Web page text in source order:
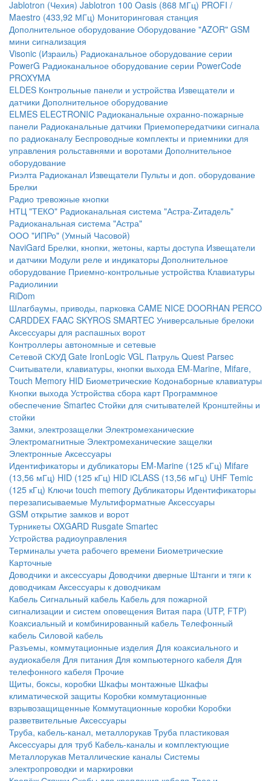
Jablotron (Чехия) Jablotron 100 Oasis (868 МГц) PROFI /
Maestro (433,92 МГц) Мониторинговая станция
Дополнительное оборудование Оборудование "AZOR" GSM
мини сигнализация
Visonic (Израиль) Радиоканальное оборудование серии
PowerG Радиоканальное оборудование серии PowerCode
PROXYMA
ELDES Контрольные панели и устройства Извещатели и
датчики Дополнительное оборудование
ELMES ELECTRONIC Радиоканальные охранно-пожарные
панели Радиоканальные датчики Приемопередатчики сигнала
по радиоканалу Беспроводные комплекты и приемники для
управления рольставнями и воротами Дополнительное
оборудование
Риэлта Радиоканал Извещатели Пульты и доп. оборудование
Брелки
Радио тревожные кнопки
НТЦ "ТЕКО" Радиоканальная система "Астра-Zитадель"
Радиоканальная система "Астра"
ООО "ИПРо" (Умный Часовой)
NaviGard Брелки, кнопки, жетоны, карты доступа Извещатели
и датчики Модули реле и индикаторы Дополнительное
оборудование Приемно-контрольные устройства Клавиатуры
Радиолинии
RiDom
Шлагбаумы, приводы, парковка CAME NICE DOORHAN PERCO
CARDDEX FAAC SKYROS SMARTEC Универсальные брелоки
Аксессуары для распашных ворот
Контроллеры автономные и сетевые
Сетевой СКУД Gate IronLogic VGL Патруль Quest Parsec
Считыватели, клавиатуры, кнопки выхода EM-Marine, Mifare,
Touch Memory HID Биометрические Кодонаборные клавиатуры
Кнопки выхода Устройства сбора карт Программное
обеспечение Smartec Стойки для считывателей Кронштейны и
стойки
Замки, электрозащелки Электромеханические
Электромагнитные Электромеханические защелки
Электронные Аксессуары
Идентификаторы и дубликаторы EM-Marine (125 кГц) Mifare
(13,56 мГц) HID (125 кГц) HID iCLASS (13,56 мГц) UHF Temic
(125 кГц) Ключи touch memory Дубликаторы Идентификаторы
перезаписываемые Мультиформатные Аксессуары
GSM открытие замков и ворот
Турникеты OXGARD Rusgate Smartec
Устройства радиоуправления
Терминалы учета рабочего времени Биометрические
Карточные
Доводчики и аксессуары Доводчики дверные Штанги и тяги к
доводчикам Аксессуары к доводчикам
Кабель Сигнальный кабель Кабель для пожарной
сигнализации и систем оповещения Витая пара (UTP, FTP)
Коаксиальный и комбинированный кабель Телефонный
кабель Силовой кабель
Разъемы, коммутационные изделия Для коаксиального и
аудиокабеля Для питания Для компьютерного кабеля Для
телефонного кабеля Прочие
Щиты, боксы, коробки Шкафы монтажные Шкафы
климатической защиты Коробки коммутационные
взрывозащищенные Коммутационные коробки Коробки
разветвительные Аксессуары
Труба, кабель-канал, металлорукав Труба пластиковая
Аксессуары для труб Кабель-каналы и комплектующие
Металлорукав Металлические каналы Системы
электропроводки и маркировки